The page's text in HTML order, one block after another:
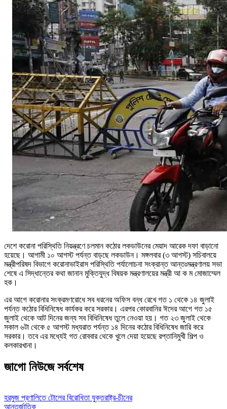
দেশে করোনা পরিস্থিতি নিয়ন্ত্রণে চলমান কঠোর লকডাউনের মেয়াদ আরেক দফা বাড়ানো
হয়েছে। আগামী ১০ আগস্ট পর্যন্ত বাড়ছে লকডাউন। মঙ্গলবার (৩ আগস্ট) সচিবালয়ে
মন্ত্রীপরিষদ বিভাগে করোনাভাইরাস পরিস্থিতি পর্যালোচনা সংক্রান্ত আন্তঃমন্ত্রণালয় সভা
শেষে এ সিদ্ধান্তের কথা জানান মুক্তিযুদ্ধ বিষয়ক মন্ত্রণালয়ের মন্ত্রী আ ক ম মোজাম্মেল
হক।
এর আগে করোনার সংক্রমণরোধে সব ধরনের অফিস বন্ধ রেখে গত ১ থেকে ১৪ জুলাই
পর্যন্ত কঠোর বিধিনিষেধ কার্যকর করে সরকার। এরপর কোরবানির ঈদের আগে গত ১৫
জুলাই থেকে আট দিনের জন্য সব বিধিনিষেধ তুলে নেওয়া হয়। গত ২৩ জুলাই থেকে
সকাল ৬টা থেকে ৫ আগস্ট মধ্যরাত পর্যন্ত ১৪ দিনের কঠোর বিধিনিষেধ জারি করে
সরকার। তবে এর মধ্যেই গত রোববার থেকে খুলে দেয়া হয়েছে রপ্তানিমুখী শিল্প ও
কলকারখানা।
জাগো নিউজে সর্বশেষ
হরমুজ প্রণালিতে টোলের বিরোধিতা যুক্তরাষ্ট্র-চীনের
আন্তর্জাতিক